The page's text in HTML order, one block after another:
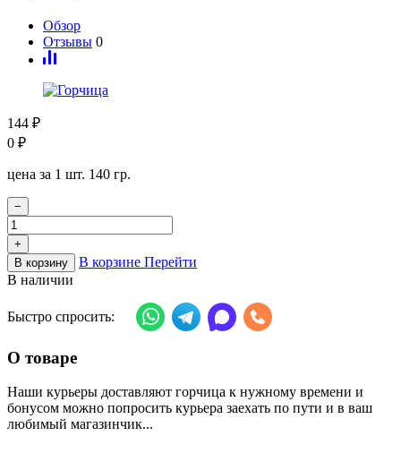
Обзор
Отзывы 0
144 ₽
0 ₽
цена за 1 шт. 140 гр.
−
+
В корзину
В корзине Перейти
В наличии
Быстро спросить:
О товаре
Наши курьеры доставляют горчица к нужному времени и
бонусом можно попросить курьера заехать по пути и в ваш
любимый магазинчик...